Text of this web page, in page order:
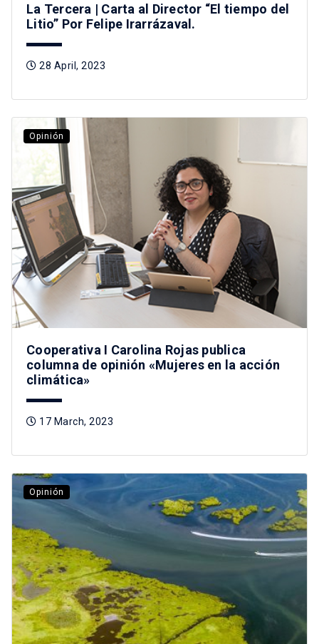
La Tercera | Carta al Director “El tiempo del
Litio” Por Felipe Irarrázaval.
28 April, 2023
Opinión
Cooperativa I Carolina Rojas publica
columna de opinión «Mujeres en la acción
climática»
17 March, 2023
Opinión